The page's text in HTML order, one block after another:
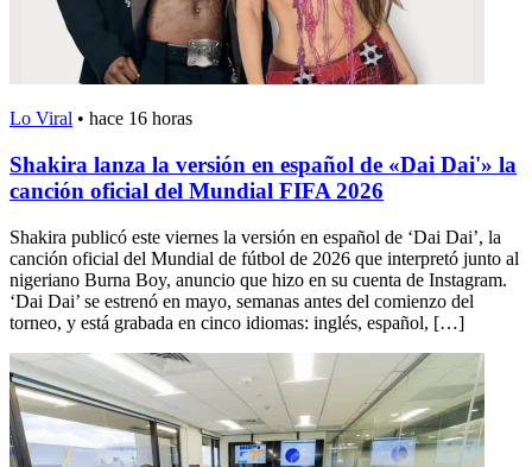
Lo Viral • hace 16 horas
Shakira lanza la versión en español de «Dai Dai'» la
canción oficial del Mundial FIFA 2026
Shakira publicó este viernes la versión en español de ‘Dai Dai’, la
canción oficial del Mundial de fútbol de 2026 que interpretó junto al
nigeriano Burna Boy, anuncio que hizo en su cuenta de Instagram.
‘Dai Dai’ se estrenó en mayo, semanas antes del comienzo del
torneo, y está grabada en cinco idiomas: inglés, español, […]